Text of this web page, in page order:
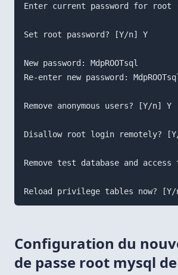
Enter current password for
Set root password? [Y/n] Y
New password: MdpROOTsql
Re-enter new password:
Remove anonymous users? [Y/n] Y
Disallow root login remotely?
Remove test database and
Configuration du
de passe root mysql de